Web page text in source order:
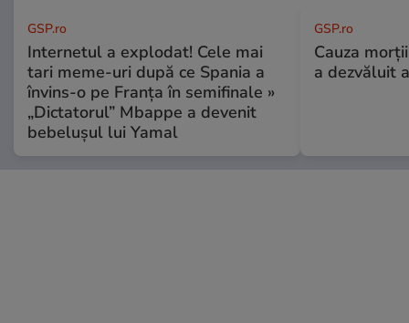
GSP.ro
Internetul a explodat! Cele mai
tari meme-uri după ce Spania a
învins-o pe Franța în semifinale »
„Dictatorul” Mbappe a devenit
bebelușul lui Yamal
GSP.ro
Cauza
a dezvăluit